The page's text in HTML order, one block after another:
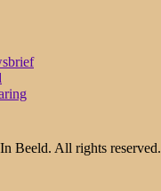
Beeld. All rights reserved.